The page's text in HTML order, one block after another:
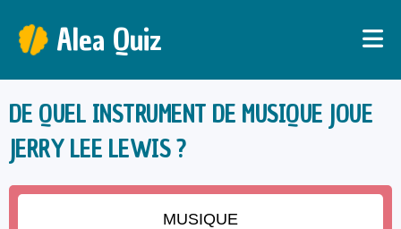
Alea Quiz
DE QUEL INSTRUMENT DE MUSIQUE JOUE
JERRY LEE LEWIS ?
MUSIQUE